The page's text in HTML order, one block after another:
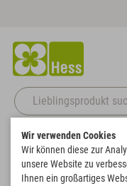
Startseite Deko
Orangen-Fruchtscheiben
Zurück zur Artikelübersicht
Wir verwenden Cookies
Wir können diese zur
unsere Website zu
Ihnen ein großartiges